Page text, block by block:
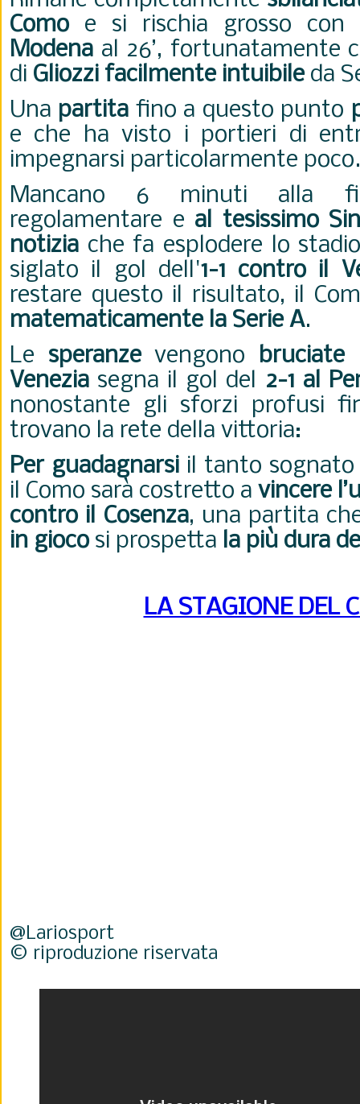
Comoe si rischia grosso
Modena al 26’, fortunatamente
di Gliozzi facilmente intuibileda
Una partita fino a questo punto
e che ha visto i portieri di
impegnarsi particolarmente poco.
Mancano 6 minuti alla
regolamentare e al tesissimo
notizia che fa esplodere lo
siglato il gol dell'1-1 contro il
restare questo il risultato, il
matematicamente la Serie A.
Le speranzevengono bruciate
Venezia segna il gol del 2-1 al
nonostante gli sforzi profusi
trovano la rete della vittoria:
Per guadagnarsi il tanto
il Como sarà costretto a vincere
contro il Cosenza, una partita
in giocosi prospetta la più dura
LA STAGIONE DEL
@Lariosport
© riproduzione riservata